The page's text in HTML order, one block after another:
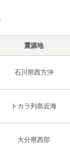
震源地
石川県西方沖
トカラ列島近海
大分県西部